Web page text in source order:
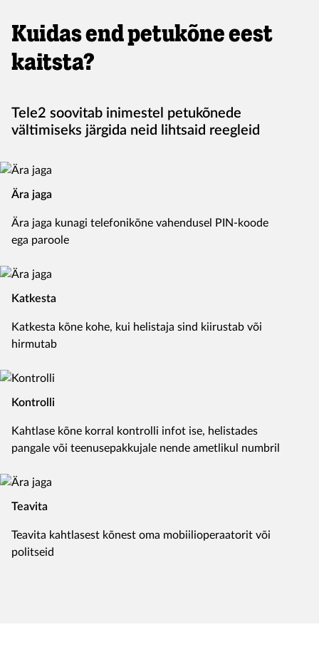
Kuidas end petukõne eest
kaitsta?
Tele2 soovitab inimestel petukõnede
vältimiseks järgida neid lihtsaid reegleid
Ära jaga
Ära jaga kunagi telefonikõne vahendusel PIN-koode
ega paroole
Katkesta
Katkesta kõne kohe, kui helistaja sind kiirustab või
hirmutab
Kontrolli
Kahtlase kõne korral kontrolli infot ise, helistades
pangale või teenusepakkujale nende ametlikul numbril
Teavita
Teavita kahtlasest kõnest oma mobiilioperaatorit või
politseid